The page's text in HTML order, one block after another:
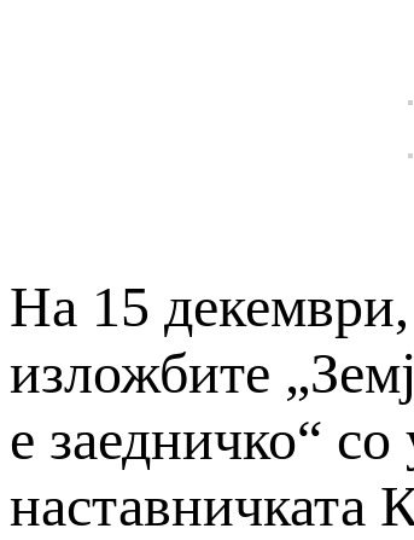
На 15
изложбите
е заедничко“
наставничката